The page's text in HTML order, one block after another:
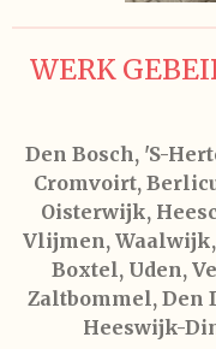
WERK
Den Bosch, 'S-
Cromvoirt,
Oisterwijk,
Vlijmen,
Boxtel, Uden,
Zaltbommel, Den
Heeswijk-